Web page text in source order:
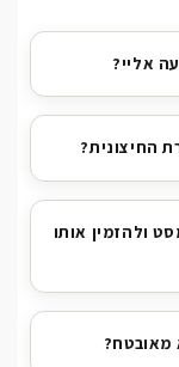
אליי?
החיצונית?
ולהזמין אותו
מאובטח?